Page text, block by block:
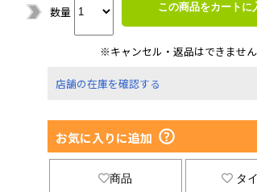
数量 この商品をカートに
※キャンセル・返品はできません
店舗の在庫を確認する
お気に入りに追加
商品 タ